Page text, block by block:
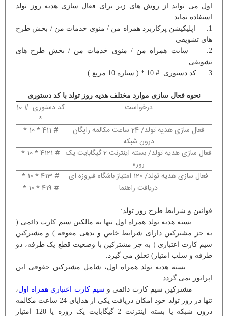
اول می تواند از روش های زیر برای فعال سازی هدیه روز تولد
استفاده نماید:
1. اپلیکیشن پرکاربرد همراه من / منوی خدمات من / بخش طرح
های تشویقی
2. سایت همراه من / منوی خدمات من / بخش طرح های
تشویقی
3. کد دستوری # 10 * ( ستاره 10 مربع )
نحوه فعال سازی موارد مختلف هدیه روز تولد با کد دستوری
درخواست
کد دستوری # 10
*
فعال سازی هدیه تولد/ 24 ساعت مکالمه رایگان
درون شبکه
# 411 * 10 *
فعال سازی هدیه تولد/ بسته اینترنت 2 گیگابایت یک
روزه
# 4121 * 10 *
فعال سازی هدیه تولد/ 120 امتیاز باشگاه فیروزه ای
# 413 * 10 *
دریافت راهنما
# 419 * 10 *
قوانین و شرایط طرح روز تولد:
· بسته هدیه تولد همراه اول تنها به مالکین سیم کارت دائمی (
به جز مشترکین دارای شرایط خاص و بدهی معوقه ) و مشترکین
سیم کارت اعتباری ( به جز مشترکین با وضعیت قطع یک طرفه، دو
طرفه و سلب امتیاز) تعلق می گیرد.
· بسته هدیه تولد همراه اول، شامل مشترکین حقوقی این
اپراتور نمی گردد.
· مشترکین سیم کارت دائمی و سیم کارت اعتباری همراه اول،
تنها در روز تولد خود امکان دریافت یکی از هدایای 24 ساعت مکالمه
درون شبکه یا بسته اینترنت 2 گیگابایت یک روزه یا 120 امتیاز